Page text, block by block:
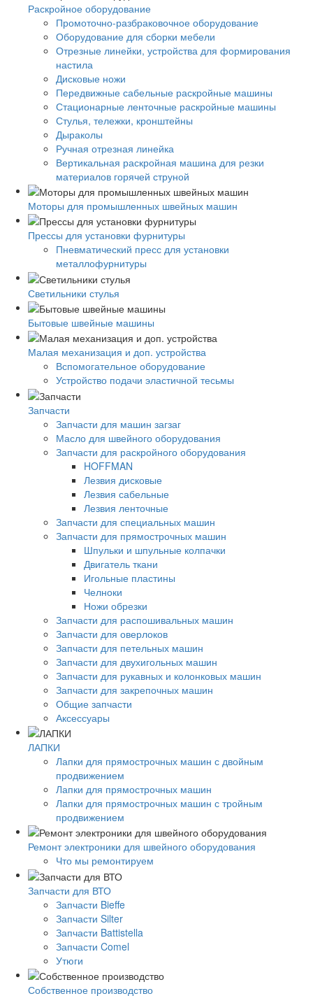
Раскройное оборудование
Промоточно-разбраковочное оборудование
Оборудование для сборки мебели
Отрезные линейки, устройства для формирования
настила
Дисковые ножи
Передвижные сабельные раскройные машины
Стационарные ленточные раскройные машины
Стулья, тележки, кронштейны
Дыраколы
Ручная отрезная линейка
Вертикальная раскройная машина для резки
материалов горячей струной
Моторы для промышленных швейных машин
Прессы для установки фурнитуры
Пневматический пресс для установки
металлофурнитуры
Светильники стулья
Бытовые швейные машины
Малая механизация и доп. устройства
Вспомогательное оборудование
Устройство подачи эластичной тесьмы
Запчасти
Запчасти для машин загзаг
Масло для швейного оборудования
Запчасти для раскройного оборудования
HOFFMAN
Лезвия дисковые
Лезвия сабельные
Лезвия ленточные
Запчасти для специальных машин
Запчасти для прямострочных машин
Шпульки и шпульные колпачки
Двигатель ткани
Игольные пластины
Челноки
Ножи обрезки
Запчасти для распошивальных машин
Запчасти для оверлоков
Запчасти для петельных машин
Запчасти для двухигольных машин
Запчасти для рукавных и колонковых машин
Запчасти для закрепочных машин
Общие запчасти
Аксессуары
ЛАПКИ
Лапки для прямострочных машин с двойным
продвижением
Лапки для прямострочных машин
Лапки для прямострочных машин с тройным
продвижением
Ремонт электроники для швейного оборудования
Что мы ремонтируем
Запчасти для ВТО
Запчасти Bieffe
Запчасти Silter
Запчасти Battistella
Запчасти Comel
Утюги
Собственное производство